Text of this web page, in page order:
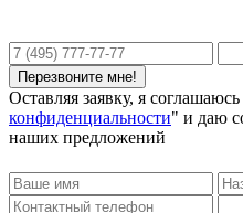
Оставляя заявку, я
конфиденциальности" и даю
наших предложений